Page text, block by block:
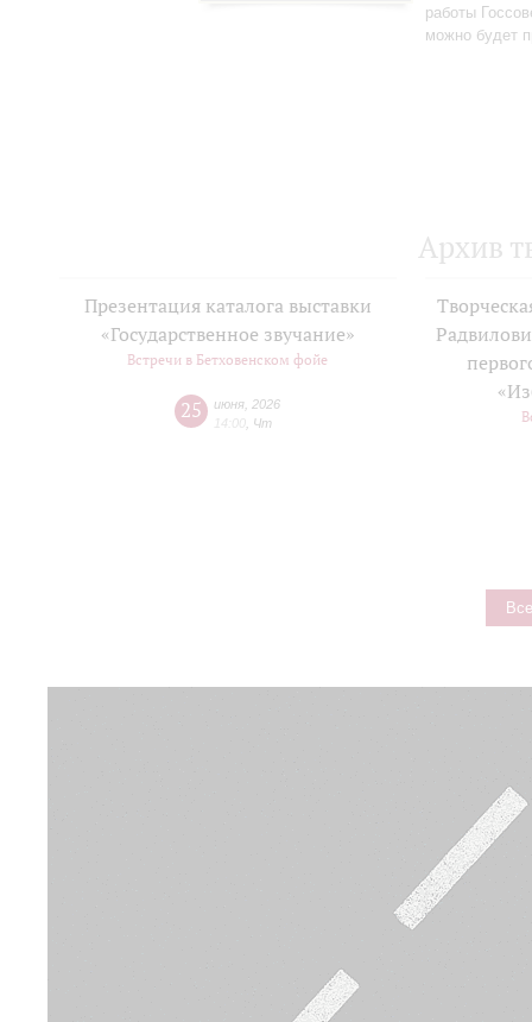
работы
можно будет
Архив
Презентация каталога выставки
«Государственное звучание»
Встречи в Бетховенском фойе
25 июня 2026
14:00 Чт